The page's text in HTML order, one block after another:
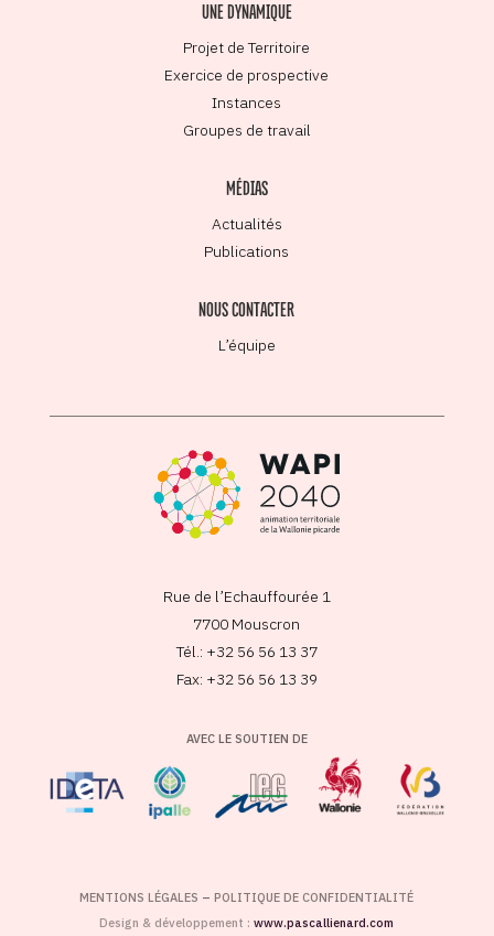
UNE DYNAMIQUE
Projet de Territoire
Exercice de prospective
Instances
Groupes de travail
MÉDIAS
Actualités
Publications
NOUS CONTACTER
L’équipe
Rue de l’Echauffourée 1
7700 Mouscron
Tél.: +32 56 56 13 37
Fax: +32 56 56 13 39
AVEC LE SOUTIEN DE
MENTIONS LÉGALES –POLITIQUE DE CONFIDENTIALITÉ
Design & développement :www.pascallienard.com